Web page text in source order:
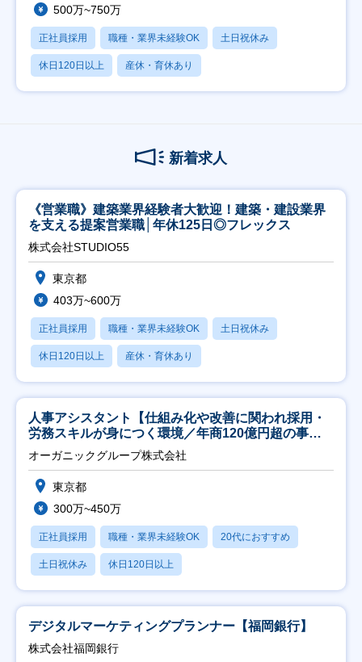
500万~750万
正社員採用 職種・業界未経験OK 土日祝休み
休日120日以上 産休・育休あり
新着求人
《営業職》建築業界経験者大歓迎！建築・建設業界
を支える提案営業職│年休125日◎フレックス
株式会社STUDIO55
東京都
403万~600万
正社員採用 職種・業界未経験OK 土日祝休み
休日120日以上 産休・育休あり
人事アシスタント【仕組み化や改善に関われ採用・
労務スキルが身につく環境／年商120億円超の事業
会社】
オーガニックグループ株式会社
東京都
300万~450万
正社員採用 職種・業界未経験OK 20代におすすめ
土日祝休み 休日120日以上
デジタルマーケティングプランナー【福岡銀行】
株式会社福岡銀行